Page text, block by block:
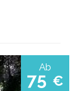
Ab
75 €